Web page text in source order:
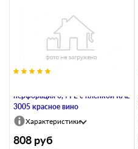
перфорация 0,4 PE с пленкой RAL
3005 красное вино
Характеристики
808 руб